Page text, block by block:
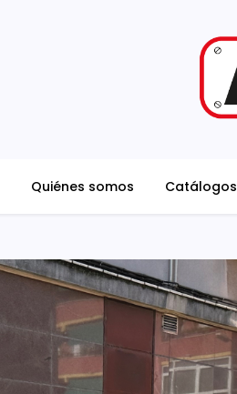
Quiénes somos Catálogos